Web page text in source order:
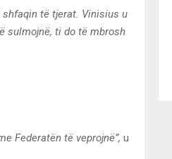
shfaqin të tjerat. Vinisius u
sulmojnë, ti do të mbrosh
Federatën të veprojnë”, u